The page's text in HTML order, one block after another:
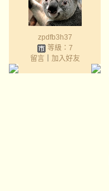
zpdfb3h37
等級：7
留言｜ 加入好友